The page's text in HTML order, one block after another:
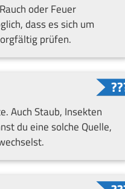
oder Feuer
dass es sich um
prüfen.
Auch Staub, Insekten
du eine solche Quelle,